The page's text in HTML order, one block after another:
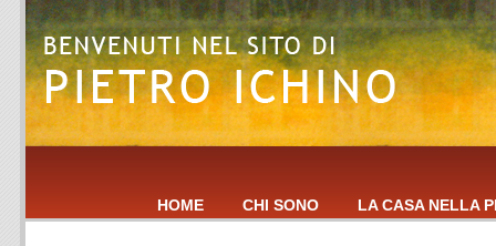
HOME CHI SONO LA CASA NELLA